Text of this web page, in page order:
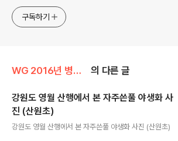
구독하기
WG 2016년 병신년 기록 의 다른 글
강원도 영월 산행에서 본 자주쓴풀 야생화 사
진 (산원초)
강원도 영월 산행에서 본 자주쓴풀 야생화 사진 (산원초)